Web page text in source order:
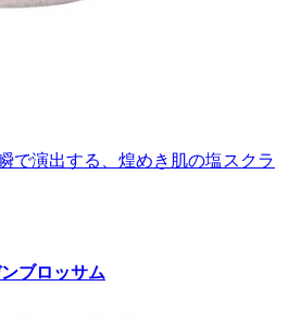
で演出する、煌めき肌の塩スクラ
ブロッサム